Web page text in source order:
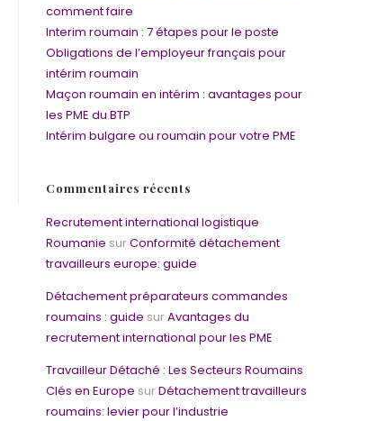
comment faire
Interim roumain : 7 étapes pour le poste
Obligations de l’employeur français pour
intérim roumain
Maçon roumain en intérim : avantages pour
les PME du BTP
Intérim bulgare ou roumain pour votre PME
Commentaires récents
Recrutement international logistique
Roumanie surConformité détachement
travailleurs europe: guide
Détachement préparateurs commandes
roumains : guide surAvantages du
recrutement international pour les PME
Travailleur Détaché : Les Secteurs Roumains
Clés en Europe surDétachement travailleurs
roumains: levier pour l’industrie